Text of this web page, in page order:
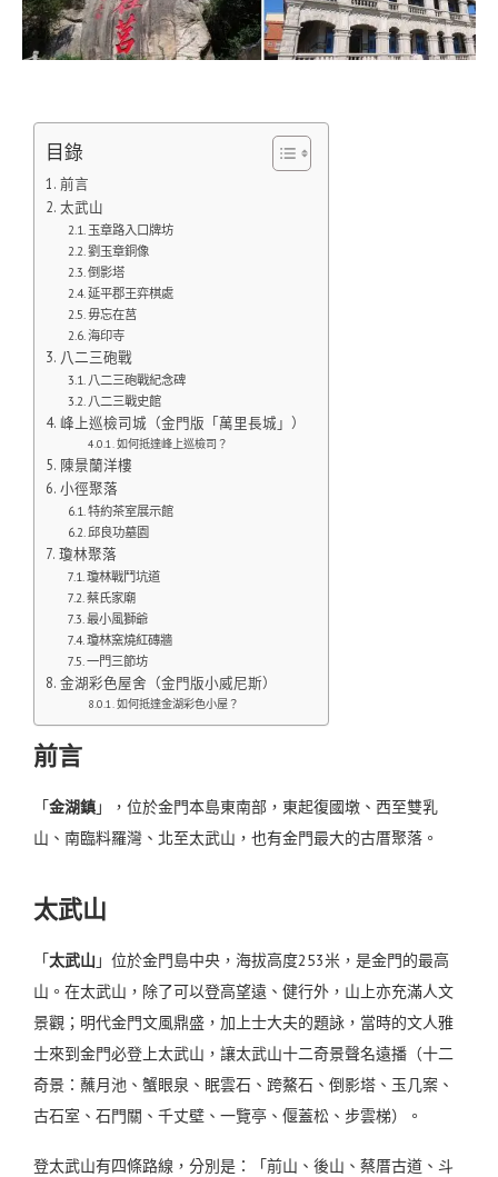
目錄
前言
太武山
玉章路入口牌坊
劉玉章銅像
倒影塔
延平郡王弈棋處
毋忘在莒
海印寺
八二三砲戰
八二三砲戰紀念碑
八二三戰史館
峰上巡檢司城（金門版「萬里長城」）
如何抵達峰上巡檢司？
陳景蘭洋樓
小徑聚落
特約茶室展示館
邱良功墓園
瓊林聚落
瓊林戰鬥坑道
蔡氏家廟
最小風獅爺
瓊林窯燒紅磚牆
一門三節坊
金湖彩色屋舍（金門版小威尼斯）
如何抵達金湖彩色小屋？
前言
「金湖鎮」，位於金門本島東南部，東起復國墩、西至雙乳
山、南臨料羅灣、北至太武山，也有金門最大的古厝聚落。
太武山
「太武山 」位於金門島中央，海拔高度253米，是金門的最高
山。 在太武山，除了可以登高望遠、健行外，山上亦充滿人文
景觀； 明代金門文風鼎盛，加上士大夫的題詠，當時的文人雅
士來到金門必登上太武山，讓太武山十二奇景聲名遠播（十二
奇景：蘸月池、蟹眼泉、眠雲石、跨鰲石、倒影塔、玉几案、
古石室、石門關、千丈壁、一覽亭、偃蓋松、步雲梯）。
登太武山有四條路線，分別是：「前山、後山、蔡厝古道、斗